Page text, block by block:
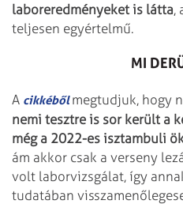
laboreredményeket is látta,
teljesen egyértelmű.
MI
A cikkébőlmegtudjuk, hogy
nemi tesztre is sor került a
még a 2022-es isztambuli
ám akkor csak a verseny
volt laborvizsgálat, így
tudatában